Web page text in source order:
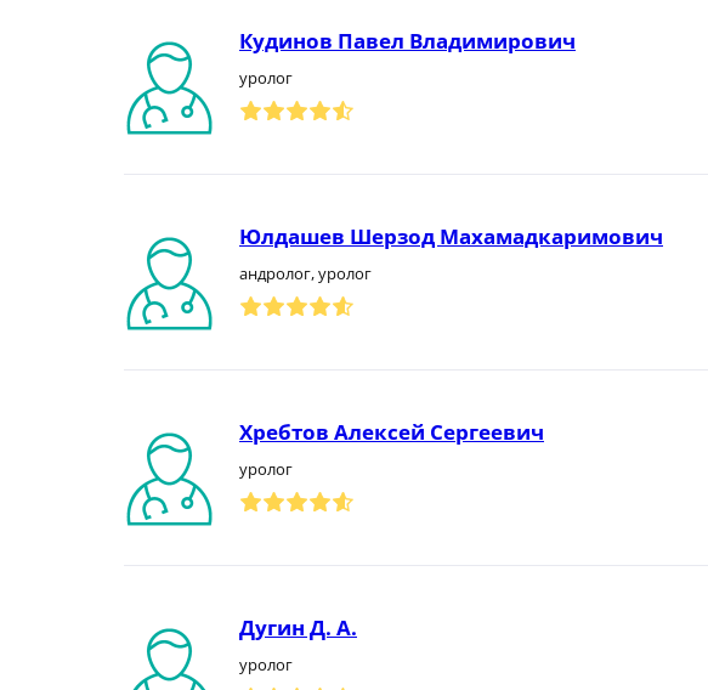
Кудинов Павел Владимирович
уролог
Юлдашев Шерзод Махамадкаримович
андролог, уролог
Хребтов Алексей Сергеевич
уролог
Дугин Д. А.
уролог